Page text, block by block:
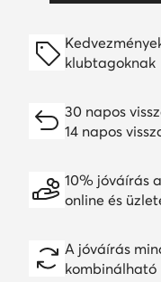
klubtagoknak
30 napos
14 napos
10% jóváírás
online és
A jóváírás
kombinálható